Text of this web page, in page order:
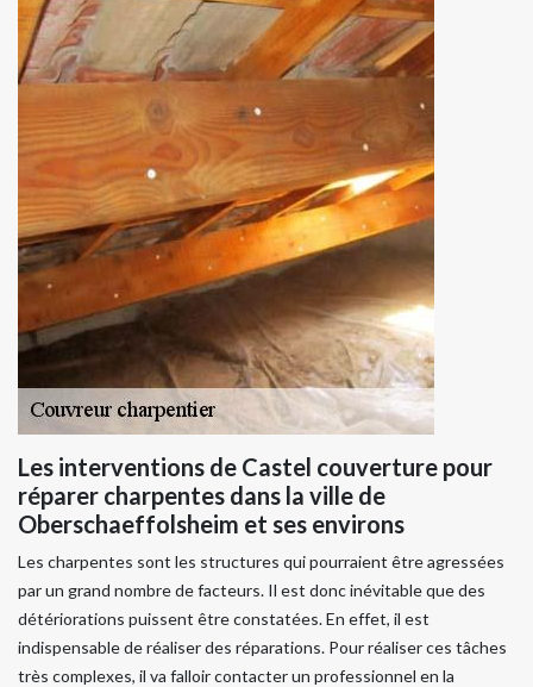
Les interventions de Castel couverture pour
réparer charpentes dans la ville de
Oberschaeffolsheim et ses environs
Les charpentes sont les structures qui pourraient être agressées
par un grand nombre de facteurs. Il est donc inévitable que des
détériorations puissent être constatées. En effet, il est
indispensable de réaliser des réparations. Pour réaliser ces tâches
très complexes, il va falloir contacter un professionnel en la